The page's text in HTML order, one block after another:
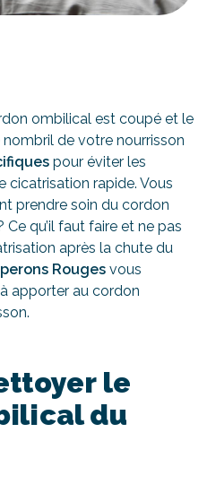
ombilical est coupé et le
de votre nourrisson
pour éviter les
cicatrisation rapide. Vous
prendre soin du cordon
qu’il faut faire et ne pas
après la chute du
Rouges vous
apporter au cordon
le
du